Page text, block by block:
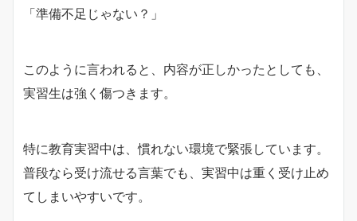
「準備不足じゃない？」
このように言われると、内容が正しかったとしても、
実習生は強く傷つきます。
特に教育実習中は、慣れない環境で緊張しています。
普段なら受け流せる言葉でも、実習中は重く受け止め
てしまいやすいです。